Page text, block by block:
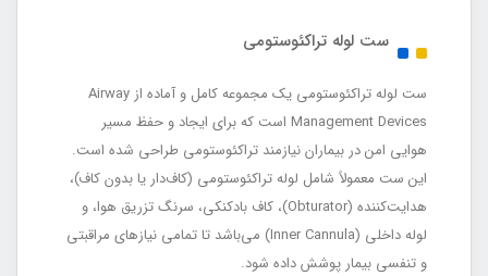
ست لوله تراکئوستومی
ست لوله تراکئوستومی یک مجموعه کامل و آماده از Airway
Management Devices است که برای ایجاد و حفظ مسیر
هوایی امن در بیماران نیازمند تراکئوستومی طراحی شده است.
این ست معمولاً شامل لوله تراکئوستومی (کاف‌دار یا بدون کاف)،
هدایت‌کننده (Obturator)، کاف بادکنکی، سرنگ تزریق هوا، و
لوله داخلی (Inner Cannula) می‌باشد تا تمامی نیازهای مراقبتی
و تنفسی بیمار پوشش داده شود.